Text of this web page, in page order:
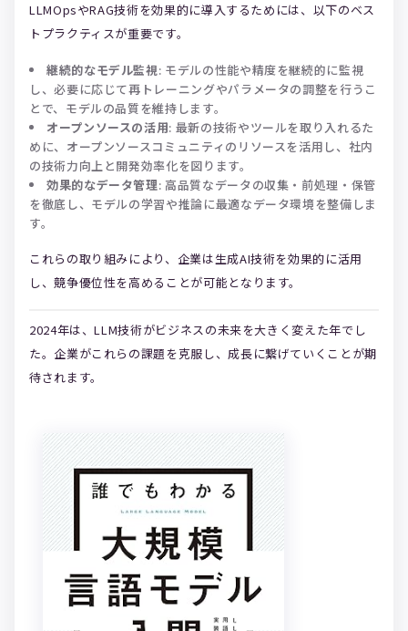
LLMOpsやRAG技術を効果的に導入するためには、以下のベス
トプラクティスが重要です。
継続的なモデル監視: モデルの性能や精度を継続的に監視
し、必要に応じて再トレーニングやパラメータの調整を行うこ
とで、モデルの品質を維持します。
オープンソースの活用: 最新の技術やツールを取り入れるた
めに、オープンソースコミュニティのリソースを活用し、社内
の技術力向上と開発効率化を図ります。
効果的なデータ管理: 高品質なデータの収集・前処理・保管
を徹底し、モデルの学習や推論に最適なデータ環境を整備しま
す。
これらの取り組みにより、企業は生成AI技術を効果的に活用
し、競争優位性を高めることが可能となります。
2024年は、LLM技術がビジネスの未来を大きく変えた年でし
た。企業がこれらの課題を克服し、成長に繋げていくことが期
待されます。